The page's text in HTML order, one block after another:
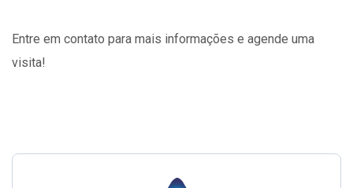
Entre em contato para mais informações e agende uma
visita!